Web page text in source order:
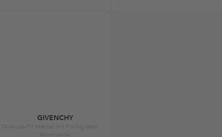
GIVENCHY
Wollmantel